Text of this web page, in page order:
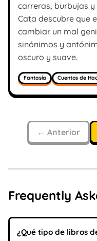
carreras, burbujas
Cata descubre que
cambiar un mal
sinónimos y
oscuro y suave.
Fantasía Cuentos de
← Anterior
Frequently
¿Qué tipo de libros